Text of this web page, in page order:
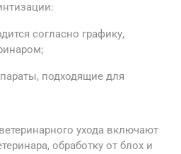
согласно графику,
подходящие для
ухода включают
обработку от блох и